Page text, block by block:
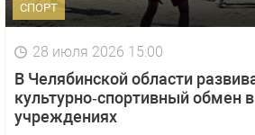
СПОРТ
28 июля 2026 15:00
В Челябинской области
культурно‑спортивный обмен
учреждениях